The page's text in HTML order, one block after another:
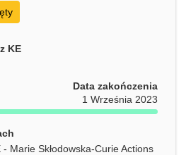
KE
Data zakończenia
1 Września 2023
Marie Skłodowska-Curie Actions